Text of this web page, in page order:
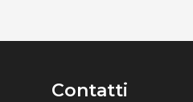
Contatti